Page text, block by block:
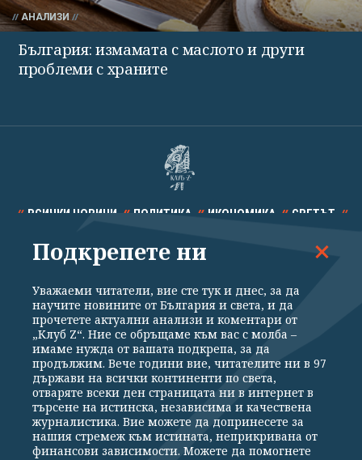
АНАЛИЗИ
България: измамата с маслото и други
проблеми с храните
ВСИЧКИ НОВИНИ ПОЛИТИКА ИКОНОМИКА СВЕТЪТ
СПОРТ КУЛТУРА ТЕХНОЛОГИИ КАЛЕЙДОСКОП
Общи условия
Политика за поверителност
Реклама
Партньори Контакти
За Клуб Z
Екип
Подкрепете ни
Подкрепете ни
Уважаеми читатели, вие сте тук и днес, за да
научите новините от България и света, и да
прочетете актуални анализи и коментари от
„Клуб Z“. Ние се обръщаме към вас с молба –
имаме нужда от вашата подкрепа, за да
продължим. Вече години вие, читателите ни в 97
държави на всички континенти по света,
отваряте всеки ден страницата ни в интернет в
търсене на истинска, независима и качествена
журналистика. Вие можете да допринесете за
нашия стремеж към истината, неприкривана от
финансови зависимости. Можете да помогнете